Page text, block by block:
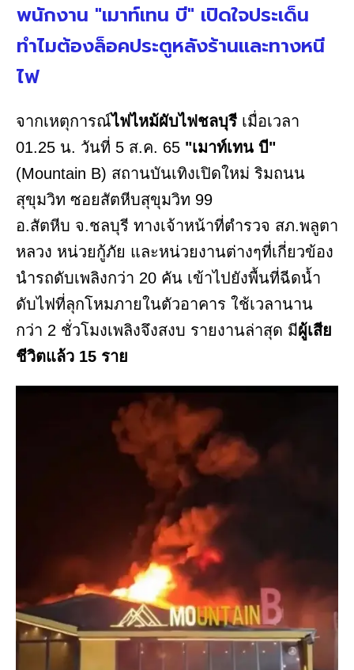
พนักงาน "เมาท์เทน บี" เปิดใจประเด็น
ทำไมต้องล็อคประตูหลังร้านและทางหนี
ไฟ
จากเหตุการณ์ไฟไหม้ผับไฟชลบุรี เมื่อเวลา
01.25 น. วันที่ 5 ส.ค. 65 "เมาท์เทน บี"
(Mountain B) สถานบันเทิงเปิดใหม่ ริมถนน
สุขุมวิท ซอยสัตหีบสุขุมวิท 99
อ.สัตหีบ จ.ชลบุรี ทางเจ้าหน้าที่ตำรวจ สภ.พลูตา
หลวง หน่วยกู้ภัย และหน่วยงานต่างๆที่เกี่ยวข้อง
นำรถดับเพลิงกว่า 20 คัน เข้าไปยังพื้นที่ฉีดน้ำ
ดับไฟที่ลุกโหมภายในตัวอาคาร ใช้เวลานาน
กว่า 2 ชั่วโมงเพลิงจึงสงบ รายงานล่าสุด มีผู้เสีย
ชีวิตแล้ว 15 ราย